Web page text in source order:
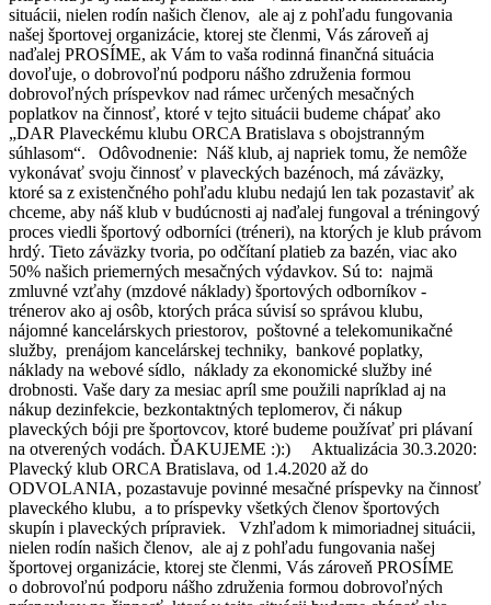
situácii, nielen rodín našich členov, ale aj z pohľadu fungovania
našej športovej organizácie, ktorej ste členmi, Vás zároveň aj
naďalej PROSÍME, ak Vám to vaša rodinná finančná situácia
dovoľuje, o dobrovoľnú podporu nášho združenia formou
dobrovoľných príspevkov nad rámec určených mesačných
poplatkov na činnosť, ktoré v tejto situácii budeme chápať ako
„DAR Plaveckému klubu ORCA Bratislava s obojstranným
súhlasom“. Odôvodnenie: Náš klub, aj napriek tomu, že nemôže
vykonávať svoju činnosť v plaveckých bazénoch, má záväzky,
ktoré sa z existenčného pohľadu klubu nedajú len tak pozastaviť ak
chceme, aby náš klub v budúcnosti aj naďalej fungoval a tréningový
proces viedli športový odborníci (tréneri), na ktorých je klub právom
hrdý. Tieto záväzky tvoria, po odčítaní platieb za bazén, viac ako
50% našich priemerných mesačných výdavkov. Sú to: najmä
zmluvné vzťahy (mzdové náklady) športových odborníkov -
trénerov ako aj osôb, ktorých práca súvisí so správou klubu,
nájomné kancelárskych priestorov, poštovné a telekomunikačné
služby, prenájom kancelárskej techniky, bankové poplatky,
náklady na webové sídlo, náklady za ekonomické služby iné
drobnosti. Vaše dary za mesiac apríl sme použili napríklad aj na
nákup dezinfekcie, bezkontaktných teplomerov, či nákup
plaveckých bóji pre športovcov, ktoré budeme používať pri plávaní
na otverených vodách. ĎAKUJEME :):) Aktualizácia 30.3.2020:
Plavecký klub ORCA Bratislava, od 1.4.2020 až do
ODVOLANIA, pozastavuje povinné mesačné príspevky na činnosť
plaveckého klubu, a to príspevky všetkých členov športových
skupín i plaveckých prípraviek. Vzhľadom k mimoriadnej situácii,
nielen rodín našich členov, ale aj z pohľadu fungovania našej
športovej organizácie, ktorej ste členmi, Vás zároveň PROSÍME
o dobrovoľnú podporu nášho združenia formou dobrovoľných